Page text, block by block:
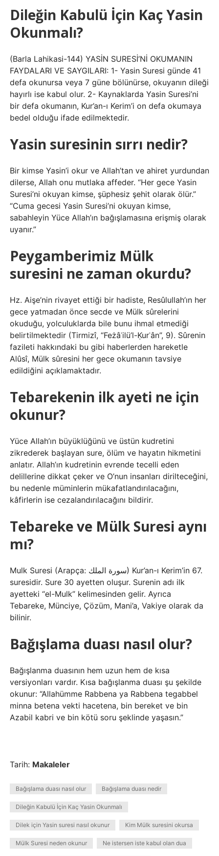
Dileğin Kabulü İçin Kaç Yasin
Okunmalı?
(Barla Lahikasi-144) YASİN SURESİ’Nİ OKUMANIN
FAYDALARI VE SAYGILARI: 1- Yasin Suresi günde 41
defa okunursa veya 7 güne bölünürse, okuyanın dileği
hayırlı ise kabul olur. 2- Kaynaklarda Yasin Suresi’ni
bir defa okumanın, Kur’an-ı Kerim’i on defa okumaya
bedel olduğu ifade edilmektedir.
Yasin suresinin sırrı nedir?
Bir kimse Yasin’i okur ve Allah’tan ve ahiret yurdundan
dilerse, Allah onu mutlaka affeder. “Her gece Yasin
Suresi’ni okuyan kimse, şüphesiz şehit olarak ölür.”
“Cuma gecesi Yasin Suresi’ni okuyan kimse,
sabahleyin Yüce Allah’ın bağışlamasına erişmiş olarak
uyanır.”
Peygamberimiz Mülk
suresini ne zaman okurdu?
Hz. Aişe’nin rivayet ettiği bir hadiste, Resûlullah’ın her
gece yatmadan önce secde ve Mülk sûrelerini
okuduğu, yolculuklarda bile bunu ihmal etmediği
belirtilmektedir (Tirmizî, “Feżâʾilü’l-Ḳurʾân”, 9). Sûrenin
fazileti hakkındaki bu gibi haberlerden hareketle
Alûsî, Mülk sûresini her gece okumanın tavsiye
edildiğini açıklamaktadır.
Tebarekenin ilk ayeti ne için
okunur?
Yüce Allah’ın büyüklüğünü ve üstün kudretini
zikrederek başlayan sure, ölüm ve hayatın hikmetini
anlatır. Allah’ın kudretinin evrende tecelli eden
delillerine dikkat çeker ve O’nun insanları dirilteceğini,
bu nedenle müminlerin mükafatlandırılacağını,
kâfirlerin ise cezalandırılacağını bildirir.
Tebareke ve Mülk Suresi aynı
mı?
Mulk Suresi (Arapça: سورة الملك) Kur’an-ı Kerim’in 67.
suresidir. Sure 30 ayetten oluşur. Surenin adı ilk
ayetteki “el-Mulk” kelimesinden gelir. Ayrıca
Tebareke, Münciye, Çözüm, Mani’a, Vakiye olarak da
bilinir.
Bağışlama duası nasıl olur?
Bağışlanma duasının hem uzun hem de kısa
versiyonları vardır. Kısa bağışlanma duası şu şekilde
okunur: “Allahümme Rabbena ya Rabbena tegabbel
minna betena vekti hacetena, bin bereket ve bin
Azabil kabri ve bin kötü soru şeklinde yaşasın.”
Tarih: Makaleler
Bağışlama duası nasıl olur Bağışlama duası nedir
Dileğin Kabulü İçin Kaç Yasin Okunmalı
Dilek için Yasin suresi nasıl okunur Kim Mülk suresini okursa
Mülk Suresi neden okunur Ne istersen iste kabul olan dua